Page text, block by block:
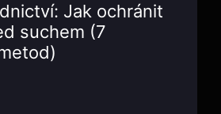
Jak ochránit
suchem (7